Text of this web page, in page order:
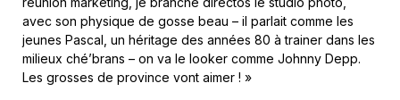
avec son physique de gosse beau – il parlait comme les
jeunes Pascal, un héritage des années 80 à trainer dans les
milieux ché’brans – on va le looker comme Johnny Depp.
Les grosses de province vont aimer ! »